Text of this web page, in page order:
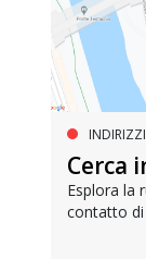
Cerca
Esplora la
contatto di